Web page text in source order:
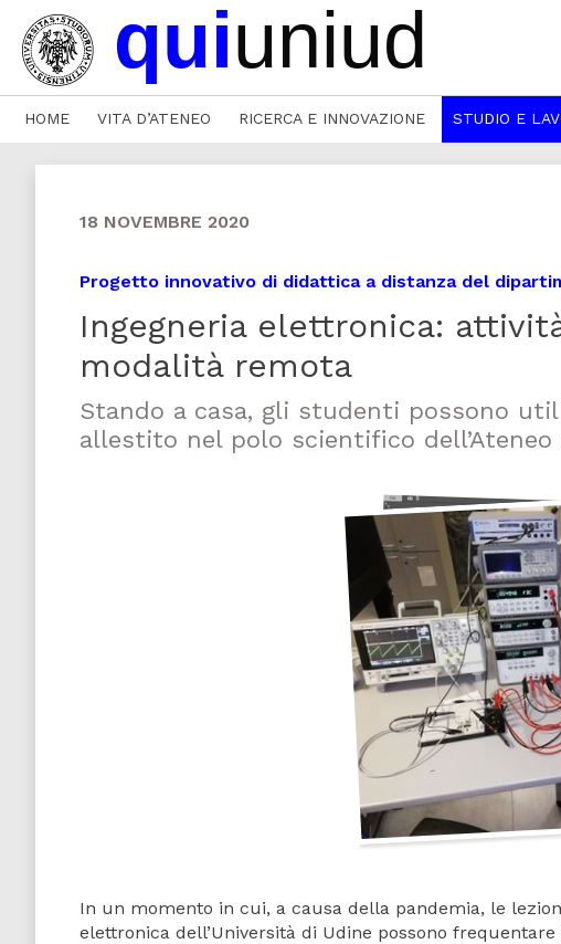
HOME VITA D’ATENEO RICERCA E INNOVAZIONE STUDIO E
18 NOVEMBRE 2020
Progetto innovativo di didattica a distanza del
Ingegneria elettronica:
modalità remota
Stando a casa, gli studenti possono
allestito nel polo scientifico
In un momento in cui, a causa della pandemia, le
elettronica dell’Università di Udine possono frequentare